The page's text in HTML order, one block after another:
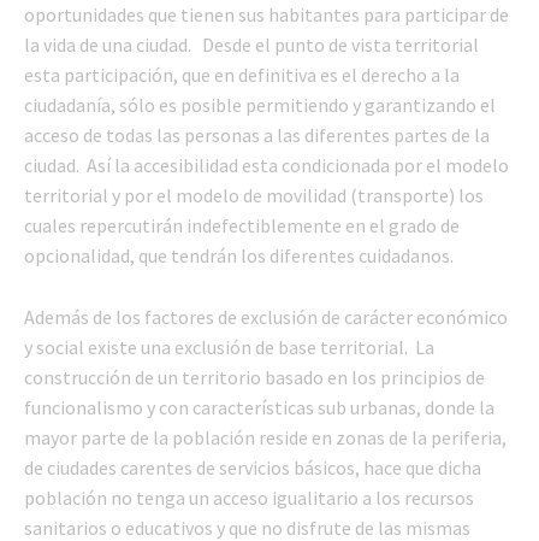
oportunidades que tienen sus habitantes para participar de
la vida de una ciudad. Desde el punto de vista territorial
esta participación, que en definitiva es el derecho a la
ciudadanía, sólo es posible permitiendo y garantizando el
acceso de todas las personas a las diferentes partes de la
ciudad. Así la accesibilidad esta condicionada por el modelo
territorial y por el modelo de movilidad (transporte) los
cuales repercutirán indefectiblemente en el grado de
opcionalidad, que tendrán los diferentes cuidadanos.
Además de los factores de exclusión de carácter económico
y social existe una exclusión de base territorial. La
construcción de un territorio basado en los principios de
funcionalismo y con características sub urbanas, donde la
mayor parte de la población reside en zonas de la periferia,
de ciudades carentes de servicios básicos, hace que dicha
población no tenga un acceso igualitario a los recursos
sanitarios o educativos y que no disfrute de las mismas